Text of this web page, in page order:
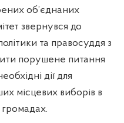
об’єднаних
звернувся до
та правосуддя з
порушене питання
дії для
місцевих виборів в